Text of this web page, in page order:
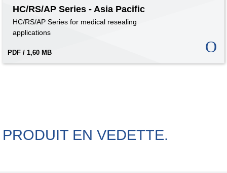
HC/RS/AP Series - Asia Pacific
HC/RS/AP Series for medical resealing
applications
PDF / 1,60 MB
PRODUIT EN VEDETTE.